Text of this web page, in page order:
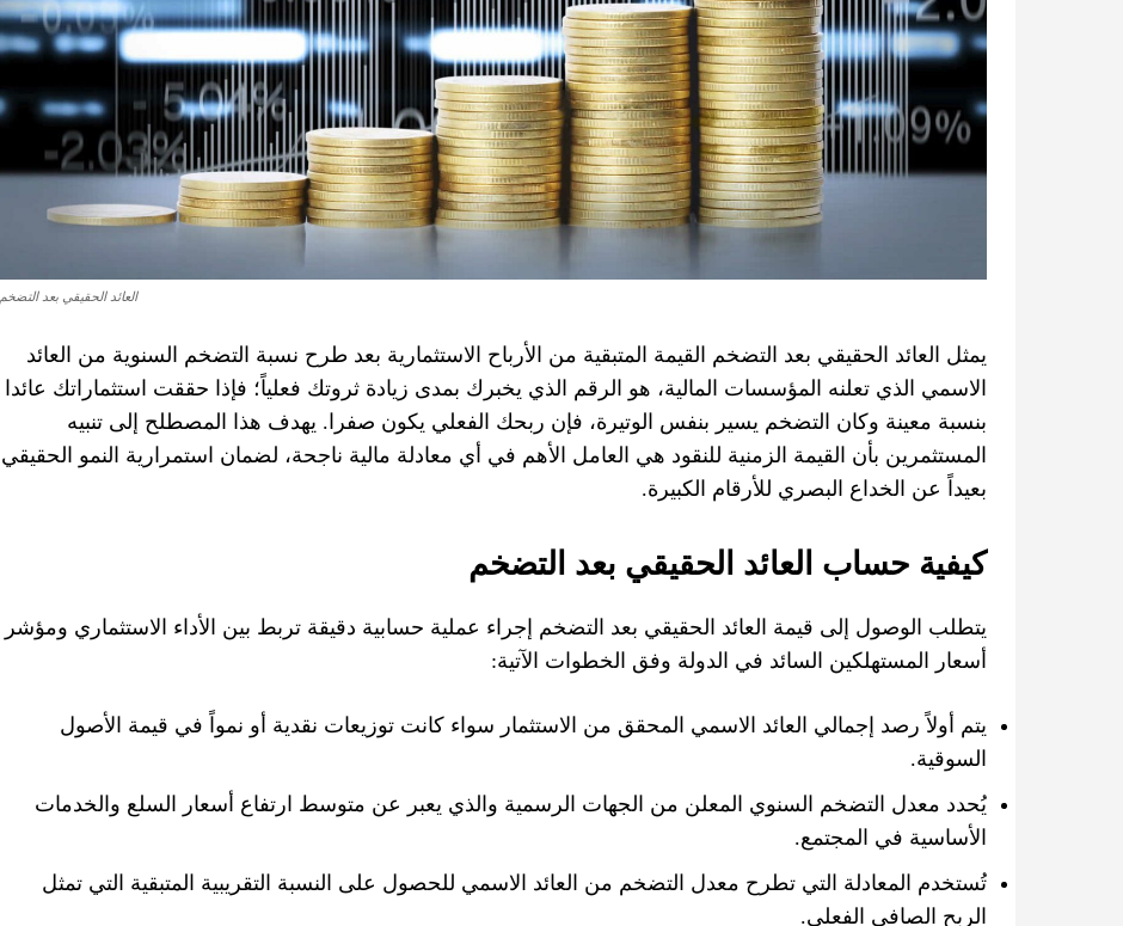
العائد الحقيقي بعد التضخم
يمثل العائد الحقيقي بعد التضخم القيمة المتبقية من الأرباح الاستثمارية بعد طرح نسبة التضخم السنوية من العائد
الاسمي الذي تعلنه المؤسسات المالية، هو الرقم الذي يخبرك بمدى زيادة ثروتك فعلياً؛ فإذا حققت استثماراتك عائدا
بنسبة معينة وكان التضخم يسير بنفس الوتيرة، فإن ربحك الفعلي يكون صفرا. يهدف هذا المصطلح إلى تنبيه
المستثمرين بأن القيمة الزمنية للنقود هي العامل الأهم في أي معادلة مالية ناجحة، لضمان استمرارية النمو الحقيقي
بعيداً عن الخداع البصري للأرقام الكبيرة.
كيفية حساب العائد الحقيقي بعد التضخم
يتطلب الوصول إلى قيمة العائد الحقيقي بعد التضخم إجراء عملية حسابية دقيقة تربط بين الأداء الاستثماري ومؤشر
أسعار المستهلكين السائد في الدولة وفق الخطوات الآتية:
يتم أولاً رصد إجمالي العائد الاسمي المحقق من الاستثمار سواء كانت توزيعات نقدية أو نمواً في قيمة الأصول
السوقية.
يُحدد معدل التضخم السنوي المعلن من الجهات الرسمية والذي يعبر عن متوسط ارتفاع أسعار السلع والخدمات
الأساسية في المجتمع.
تُستخدم المعادلة التي تطرح معدل التضخم من العائد الاسمي للحصول على النسبة التقريبية المتبقية التي تمثل
الربح الصافي الفعلي.